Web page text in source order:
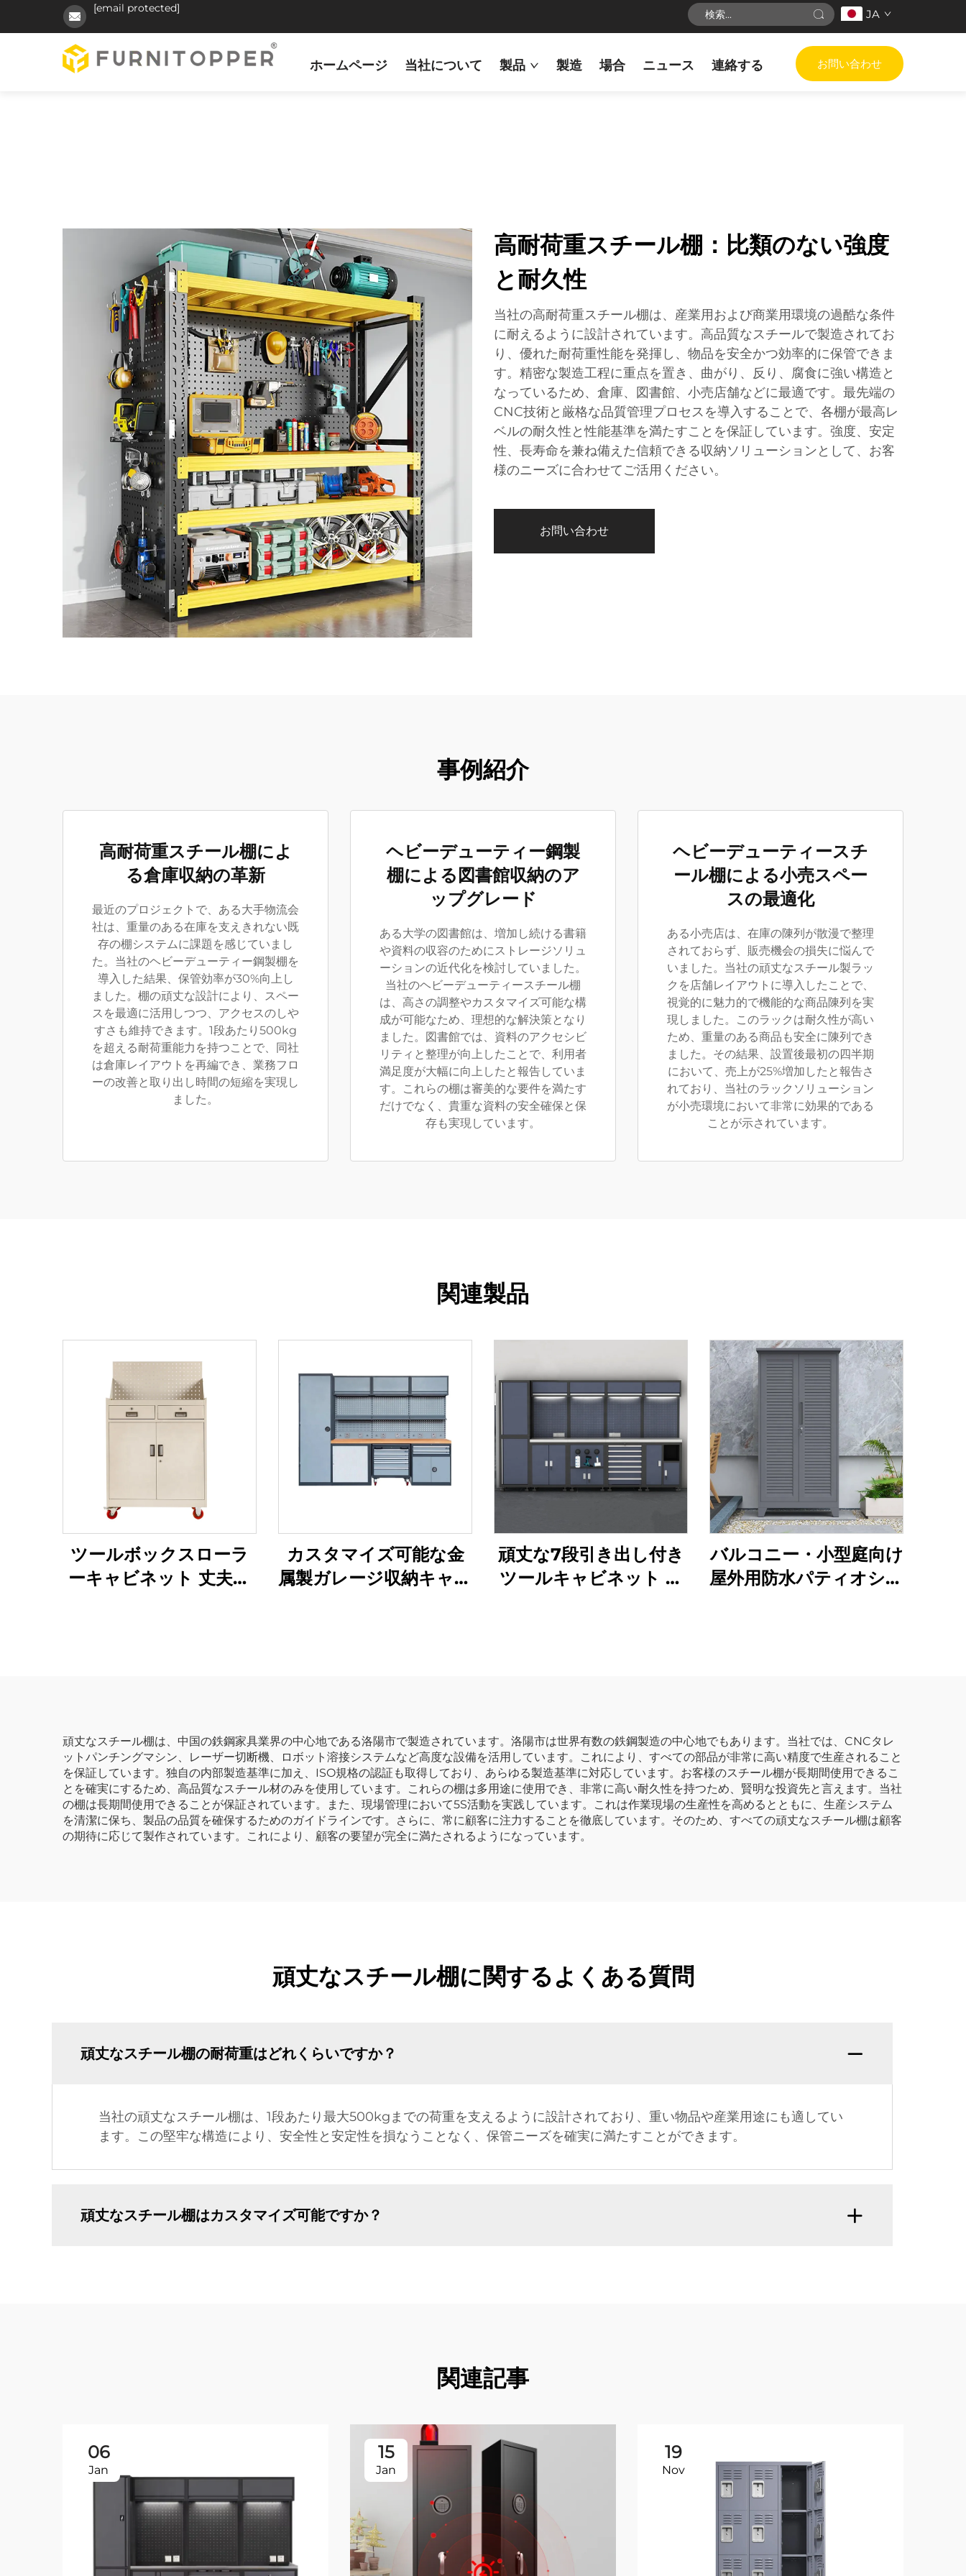
[email protected] JA
ホームページ 当社について 製品 製造 場合 ニュース 連絡する お問い合わせ
高耐荷重スチール棚：比類のない強度
と耐久性
当社の高耐荷重スチール棚は、産業用および商業用環境の過酷な条件
に耐えるように設計されています。高品質なスチールで製造されてお
り、優れた耐荷重性能を発揮し、物品を安全かつ効率的に保管できま
す。精密な製造工程に重点を置き、曲がり、反り、腐食に強い構造と
なっているため、倉庫、図書館、小売店舗などに最適です。最先端の
CNC技術と厳格な品質管理プロセスを導入することで、各棚が最高レ
ベルの耐久性と性能基準を満たすことを保証しています。強度、安定
性、長寿命を兼ね備えた信頼できる収納ソリューションとして、お客
様のニーズに合わせてご活用ください。
お問い合わせ
事例紹介
高耐荷重スチール棚によ
る倉庫収納の革新
最近のプロジェクトで、ある大手物流会
社は、重量のある在庫を支えきれない既
存の棚システムに課題を感じていまし
た。当社のヘビーデューティー鋼製棚を
導入した結果、保管効率が30%向上し
ました。棚の頑丈な設計により、スペー
スを最適に活用しつつ、アクセスのしや
すさも維持できます。1段あたり500kg
を超える耐荷重能力を持つことで、同社
は倉庫レイアウトを再編でき、業務フロ
ーの改善と取り出し時間の短縮を実現し
ました。
ヘビーデューティー鋼製
棚による図書館収納のア
ップグレード
ある大学の図書館は、増加し続ける書籍
や資料の収容のためにストレージソリュ
ーションの近代化を検討していました。
当社のヘビーデューティースチール棚
は、高さの調整やカスタマイズ可能な構
成が可能なため、理想的な解決策となり
ました。図書館では、資料のアクセシビ
リティと整理が向上したことで、利用者
満足度が大幅に向上したと報告していま
す。これらの棚は審美的な要件を満たす
だけでなく、貴重な資料の安全確保と保
存も実現しています。
ヘビーデューティースチ
ール棚による小売スペー
スの最適化
ある小売店は、在庫の陳列が散漫で整理
されておらず、販売機会の損失に悩んで
いました。当社の頑丈なスチール製ラッ
クを店舗レイアウトに導入したことで、
視覚的に魅力的で機能的な商品陳列を実
現しました。このラックは耐久性が高い
ため、重量のある商品も安全に陳列でき
ました。その結果、設置後最初の四半期
において、売上が25%増加したと報告さ
れており、当社のラックソリューション
が小売環境において非常に効果的である
ことが示されています。
関連製品
ツールボックスローラ
ーキャビネット 丈夫な
カスタマイズ可能な金
属製ガレージ収納キャビ
頑丈な7段引き出し付き
ツールキャビネット 引
バルコニー・小型庭向け
屋外用防水パティオシェ
頑丈なスチール棚は、中国の鉄鋼家具業界の中心地である洛陽市で製造されています。洛陽市は世界有数の鉄鋼製造の中心地でもあります。当社では、CNCタレ
ットパンチングマシン、レーザー切断機、ロボット溶接システムなど高度な設備を活用しています。これにより、すべての部品が非常に高い精度で生産されること
を保証しています。独自の内部製造基準に加え、ISO規格の認証も取得しており、あらゆる製造基準に対応しています。お客様のスチール棚が長期間使用できるこ
とを確実にするため、高品質なスチール材のみを使用しています。これらの棚は多用途に使用でき、非常に高い耐久性を持つため、賢明な投資先と言えます。当社
の棚は長期間使用できることが保証されています。また、現場管理において5S活動を実践しています。これは作業現場の生産性を高めるとともに、生産システム
を清潔に保ち、製品の品質を確保するためのガイドラインです。さらに、常に顧客に注力することを徹底しています。そのため、すべての頑丈なスチール棚は顧客
の期待に応じて製作されています。これにより、顧客の要望が完全に満たされるようになっています。
頑丈なスチール棚に関するよくある質問
頑丈なスチール棚の耐荷重はどれくらいですか？
当社の頑丈なスチール棚は、1段あたり最大500kgまでの荷重を支えるように設計されており、重い物品や産業用途にも適してい
ます。この堅牢な構造により、安全性と安定性を損なうことなく、保管ニーズを確実に満たすことができます。
頑丈なスチール棚はカスタマイズ可能ですか？
関連記事
06
Jan
15
Jan
19
Nov